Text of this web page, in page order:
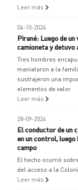
Leer más
04-10-2024
Pirané: Luego de
camioneta y detuvo
Tres hombres
maniataron a la
sustrajeron una
elementos de valor
Leer más
28-09-2024
El conductor de un
en un control, luego
campo
El hecho ocurrió
del acceso a la
Leer más